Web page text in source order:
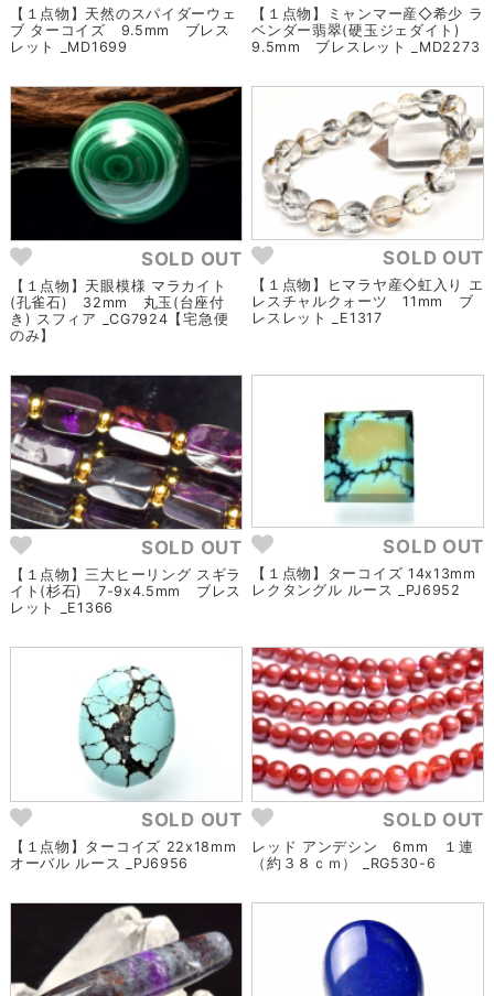
【１点物】天然のスパイダーウェ
ブ ターコイズ 9.5mm ブレス
レット _MD1699
【１点物】ミャンマー産◇希少 ラ
ベンダー翡翠(硬玉ジェダイト)
9.5mm ブレスレット _MD2273
SOLD OUT
【１点物】天眼模様 マラカイト
(孔雀石) 32mm 丸玉(台座付
き) スフィア _CG7924【宅急便
のみ】
SOLD OUT
【１点物】ヒマラヤ産◇虹入り エ
レスチャルクォーツ 11mm ブ
レスレット _E1317
SOLD OUT
【１点物】三大ヒーリング スギラ
イト(杉石) 7-9x4.5mm ブレス
レット _E1366
SOLD OUT
【１点物】ターコイズ 14x13mm
レクタングル ルース _PJ6952
SOLD OUT
【１点物】ターコイズ 22x18mm
オーバル ルース _PJ6956
SOLD OUT
レッド アンデシン 6mm １連
（約３８ｃｍ） _RG530-6